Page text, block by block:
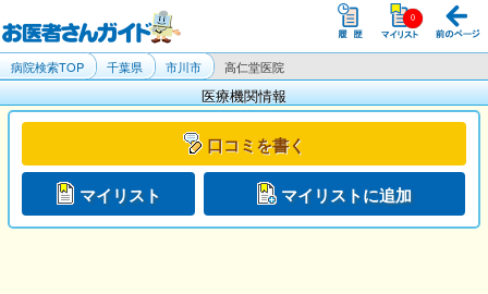
病院検索TOP 千葉県 市川市 高仁堂医院
医療機関情報
口コミを書く
マイリスト マイリストに追加